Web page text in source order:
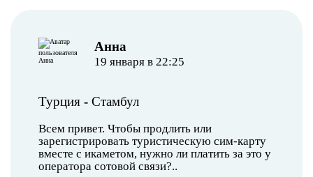
Анна
19 января в 22:25
Турция - Стамбул
Всем привет. Чтобы продлить или
зарегистрировать туристическую сим-карту
вместе с икаметом, нужно ли платить за это у
оператора сотовой связи?..